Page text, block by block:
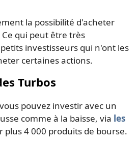
la possibilité d'acheter
qui peut être très
investisseurs qui n'ont les
certaines actions.
Turbos
pouvez investir avec un
comme à la baisse, via les
plus 4 000 produits de bourse.